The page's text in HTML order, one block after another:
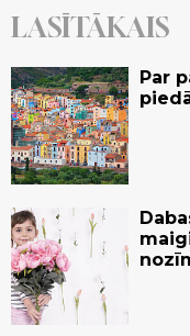
LASĪTĀKAIS
Par